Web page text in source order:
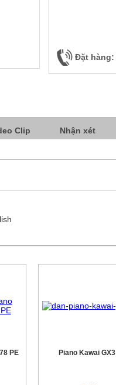
Đặt hàng:
Clip Nhận xét
PE Piano Kawai GX3